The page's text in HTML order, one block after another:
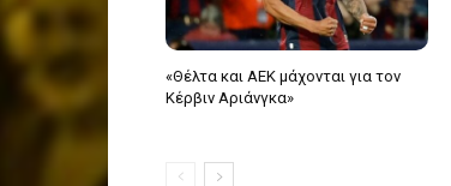
«Θέλτα και ΑΕΚ μάχονται για τον
Κέρβιν Αριάνγκα»